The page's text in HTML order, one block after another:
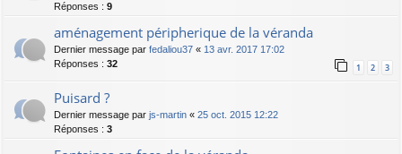
Réponses : 9
aménagement péripherique de la véranda
Dernier message par fedaliou37 « 13 avr. 2017 17:02
Réponses : 32 1 2 3
Puisard ?
Dernier message par js-martin « 25 oct. 2015 12:22
Réponses : 3